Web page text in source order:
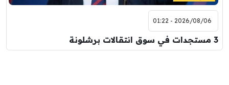
2026/08/06 - 01:22
3 مستجدات في سوق انتقالات برشلونة